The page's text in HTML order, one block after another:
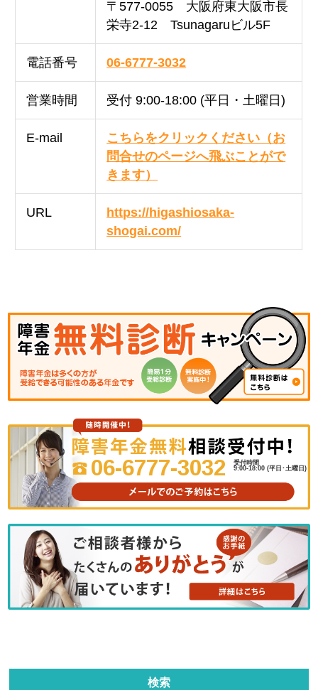
〒577-0055 大阪府東大阪市長
栄寺2-12 Tsunagaruビル5F
電話番号 06-6777-3032
営業時間 受付 9:00-18:00 (平日・土曜日)
E-mail
こちらをクリックください（お
問合せのページへ飛ぶことがで
きます）
URL
https://higashiosaka-
shogai.com/
06-6777-3032
受付時間
9:00-18:00 (平日･土曜日)
検索